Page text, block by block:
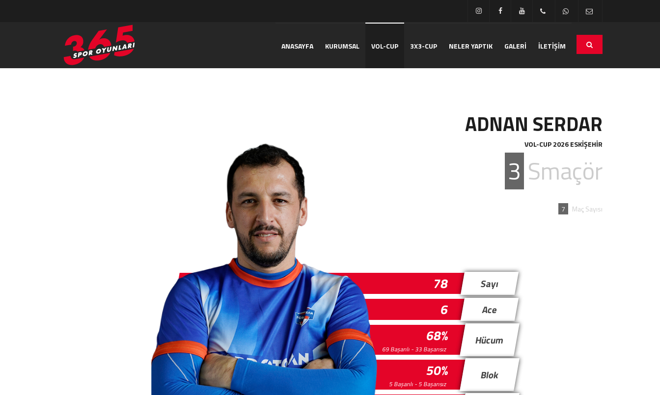
ANASAYFA KURUMSAL VOL-CUP 3X3-CUP NELER YAPTIK GALERİ İLETİŞİM
ADNAN SERDAR
VOL-CUP 2026 ESKİŞEHİR
3 Smaçör
7 Maç Sayısı
78 Sayı
6 Ace
68%
69 Başarılı - 33 Başarısız
Hücum
50%
5 Başarılı - 5 Başarısız
Blok